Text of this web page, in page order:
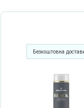
Безкоштовна